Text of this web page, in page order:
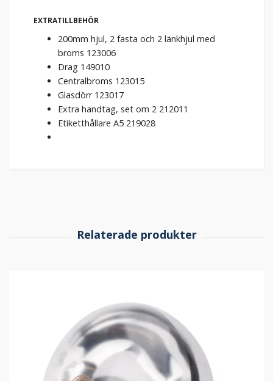
EXTRATILLBEHÖR
200mm hjul, 2 fasta och 2 länkhjul med
broms 123006
Drag 149010
Centralbroms 123015
Glasdörr 123017
Extra handtag, set om 2 212011
Etiketthållare A5 219028